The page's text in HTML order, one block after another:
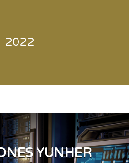
2022
y Comercial
YUNHER